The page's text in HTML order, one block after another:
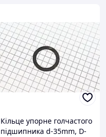
Кільце упорне голчастого
підшипника d-35mm, D-